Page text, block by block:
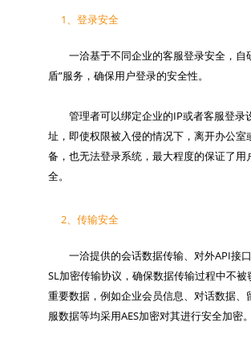
1、登录安全
一洽基于不同企业的客服登录安全，自
盾”服务，确保用户登录的安全性。
管理者可以绑定企业的IP或者客服登录
址，即使权限被入侵的情况下，离开办公室
备，也无法登录系统，最大程度的保证了用
2、传输安全
一洽提供的会话数据传输、对外API接口
SL加密传输协议，确保数据传输过程中不被
重要数据，例如企业会员信息、对话数据、
服数据等均采用AES加密对其进行安全加密。